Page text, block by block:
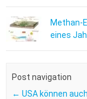
Methan-
eines
Post navigation
← USA können